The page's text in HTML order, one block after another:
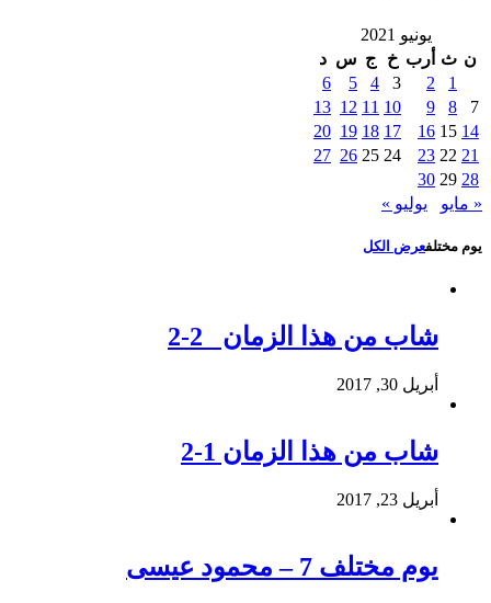
يونيو 2021
ن ث أرب خ ج س د
1
2
3
4
5
6
7
8
9
10
11
12
13
14
15
16
17
18
19
20
21
22
23
24
25
26
27
28
29
30
« مايو
يوليو »
يوم مختلفعرض الكل
شاب من هذا الزمان 2-2
أبريل 30, 2017
شاب من هذا الزمان 1-2
أبريل 23, 2017
يوم مختلف 7 – محمود عيسى